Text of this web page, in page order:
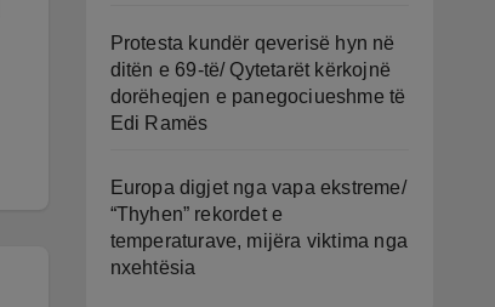
Protesta kundër qeverisë hyn në
ditën e 69-të/ Qytetarët kërkojnë
dorëheqjen e panegociueshme të
Edi Ramës
Europa digjet nga vapa ekstreme/
“Thyhen” rekordet e
temperaturave, mijëra viktima nga
nxehtësia